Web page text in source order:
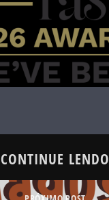
CONTINUE LENDO